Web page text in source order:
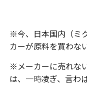
※今、日本国内（ミ
カーが原料を買わな
※メーカーに売れな
は、 一時凌ぎ、言わ